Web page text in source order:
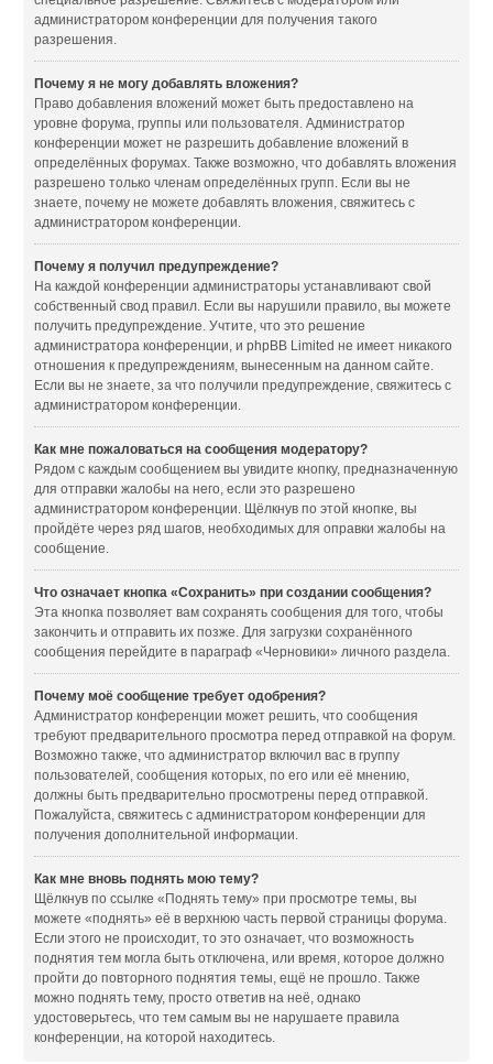
администратором конференции для получения такого
разрешения.
Почему я не могу добавлять вложения?
Право добавления вложений может быть предоставлено на
уровне форума, группы или пользователя. Администратор
конференции может не разрешить добавление вложений в
определённых форумах. Также возможно, что добавлять вложения
разрешено только членам определённых групп. Если вы не
знаете, почему не можете добавлять вложения, свяжитесь с
администратором конференции.
Почему я получил предупреждение?
На каждой конференции администраторы устанавливают свой
собственный свод правил. Если вы нарушили правило, вы можете
получить предупреждение. Учтите, что это решение
администратора конференции, и phpBB Limited не имеет никакого
отношения к предупреждениям, вынесенным на данном сайте.
Если вы не знаете, за что получили предупреждение, свяжитесь с
администратором конференции.
Как мне пожаловаться на сообщения модератору?
Рядом с каждым сообщением вы увидите кнопку, предназначенную
для отправки жалобы на него, если это разрешено
администратором конференции. Щёлкнув по этой кнопке, вы
пройдёте через ряд шагов, необходимых для оправки жалобы на
сообщение.
Что означает кнопка «Сохранить» при создании сообщения?
Эта кнопка позволяет вам сохранять сообщения для того, чтобы
закончить и отправить их позже. Для загрузки сохранённого
сообщения перейдите в параграф «Черновики» личного раздела.
Почему моё сообщение требует одобрения?
Администратор конференции может решить, что сообщения
требуют предварительного просмотра перед отправкой на форум.
Возможно также, что администратор включил вас в группу
пользователей, сообщения которых, по его или её мнению,
должны быть предварительно просмотрены перед отправкой.
Пожалуйста, свяжитесь с администратором конференции для
получения дополнительной информации.
Как мне вновь поднять мою тему?
Щёлкнув по ссылке «Поднять тему» при просмотре темы, вы
можете «поднять» её в верхнюю часть первой страницы форума.
Если этого не происходит, то это означает, что возможность
поднятия тем могла быть отключена, или время, которое должно
пройти до повторного поднятия темы, ещё не прошло. Также
можно поднять тему, просто ответив на неё, однако
удостоверьтесь, что тем самым вы не нарушаете правила
конференции, на которой находитесь.